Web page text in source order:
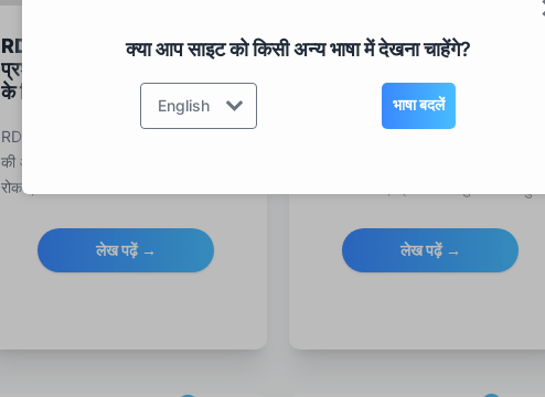
क्या आप साइट को किसी अन्य भाषा में देखना चाहेंगे?
English भाषा बदलें
RDP पासवर्ड कैसे बदलें: आईटी
प्रशासकों और पावर उपयोगकर्ताओं
के लिए सुरक्षित तकनीकें
RDP पासवर्ड बदलने के तरीके पर जानकारी
की आवश्यकता है, फिर भी डाउनटाइम को
रोकने, समर्थन कॉल को कम करने और
लेख पढ़ें →
व्यवसायों को 2025 में कौन सा
RDS-Tools कैसे प्रदान करता
बदलता है।
लेख पढ़ें →